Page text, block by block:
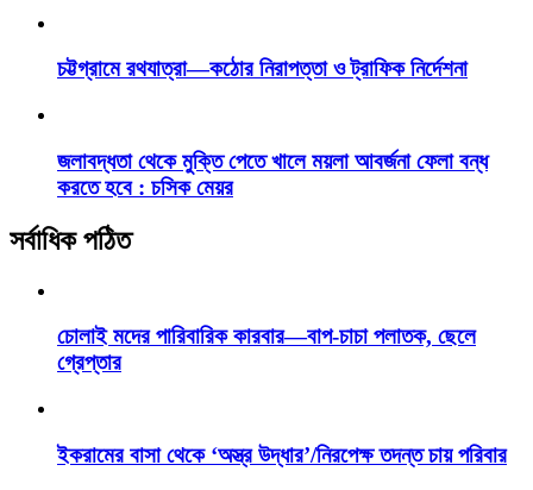
চট্টগ্রামে রথযাত্রা—কঠোর নিরাপত্তা ও ট্রাফিক নির্দেশনা
জলাবদ্ধতা থেকে মুক্তি পেতে খালে ময়লা আবর্জনা ফেলা বন্ধ
করতে হবে : চসিক মেয়র
সর্বাধিক পঠিত
চোলাই মদের পারিবারিক কারবার—বাপ-চাচা পলাতক, ছেলে
গ্রেপ্তার
ইকরামের বাসা থেকে ‘অস্ত্র উদ্ধার’/নিরপেক্ষ তদন্ত চায় পরিবার